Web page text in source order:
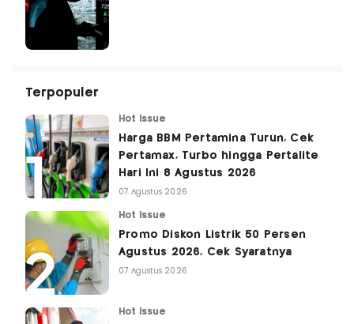
Terpopuler
Hot Issue
Harga BBM Pertamina Turun, Cek
Pertamax, Turbo hingga Pertalite
Hari Ini 8 Agustus 2026
07 Agustus 2026
Hot Issue
Promo Diskon Listrik 50 Persen
Agustus 2026, Cek Syaratnya
07 Agustus 2026
Hot Issue